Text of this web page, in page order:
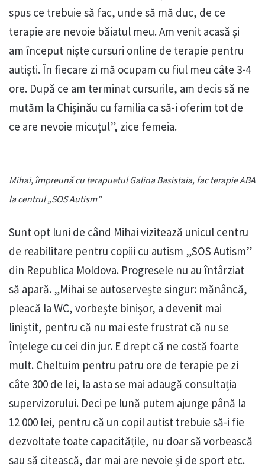
spus ce trebuie să fac, unde să mă duc, de ce
terapie are nevoie băiatul meu. Am venit acasă și
am început niște cursuri online de terapie pentru
autiști. În fiecare zi mă ocupam cu fiul meu câte 3-4
ore. După ce am terminat cursurile, am decis să ne
mutăm la Chișinău cu familia ca să-i oferim tot de
ce are nevoie micuțul”, zice femeia.
Mihai, împreună cu terapuetul Galina Basistaia, fac terapie ABA
la centrul „SOS Autism”
Sunt opt luni de când Mihai vizitează unicul centru
de reabilitare pentru copiii cu autism „SOS Autism”
din Republica Moldova. Progresele nu au întârziat
să apară. „Mihai se autoservește singur: mănâncă,
pleacă la WC, vorbește binișor, a devenit mai
liniștit, pentru că nu mai este frustrat că nu se
înțelege cu cei din jur. E drept că ne costă foarte
mult. Cheltuim pentru patru ore de terapie pe zi
câte 300 de lei, la asta se mai adaugă consultația
supervizorului. Deci pe lună putem ajunge până la
12 000 lei, pentru că un copil autist trebuie să-i fie
dezvoltate toate capacitățile, nu doar să vorbească
sau să citească, dar mai are nevoie și de sport etc.